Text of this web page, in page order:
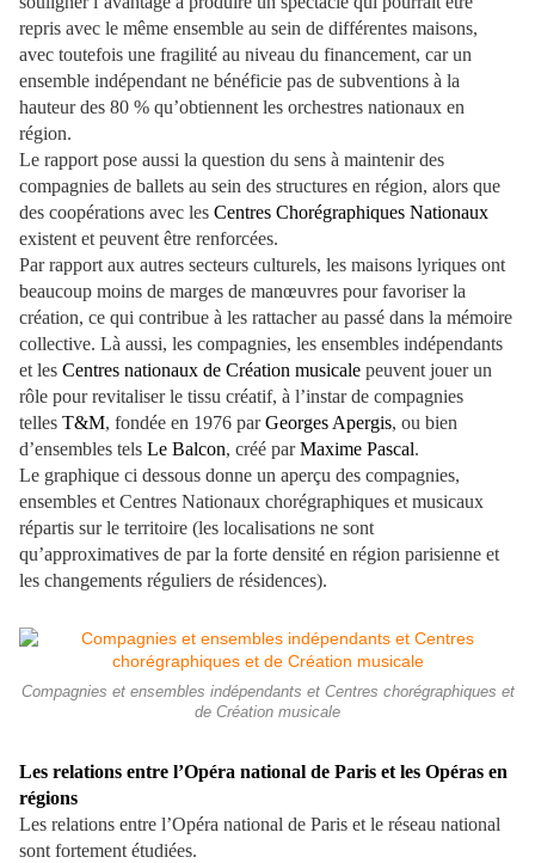
repris avec le même ensemble au sein de différentes maisons,
avec toutefois une fragilité au niveau du financement, car un
ensemble indépendant ne bénéficie pas de subventions à la
hauteur des 80 % qu’obtiennent les orchestres nationaux en
région.
Le rapport pose aussi la question du sens à maintenir des
compagnies de ballets au sein des structures en région, alors que
des coopérations avec les Centres Chorégraphiques Nationaux
existent et peuvent être renforcées.
Par rapport aux autres secteurs culturels, les maisons lyriques ont
beaucoup moins de marges de manœuvres pour favoriser la
création, ce qui contribue à les rattacher au passé dans la mémoire
collective. Là aussi, les compagnies, les ensembles indépendants
et les Centres nationaux de Création musicale peuvent jouer un
rôle pour revitaliser le tissu créatif, à l’instar de compagnies
telles T&M, fondée en 1976 parGeorges Apergis, ou bien
d’ensembles tels Le Balcon, créé parMaxime Pascal.
Le graphique ci dessous donne un aperçu des compagnies,
ensembles et Centres Nationaux chorégraphiques et musicaux
répartis sur le territoire (les localisations ne sont
qu’approximatives de par la forte densité en région parisienne et
les changements réguliers de résidences).
Compagnies et ensembles indépendants et Centres chorégraphiques et
de Création musicale
Les relations entre l’Opéra national de Paris et les Opéras en
régions
Les relations entre l’Opéra national de Paris et le réseau national
sont fortement étudiées.